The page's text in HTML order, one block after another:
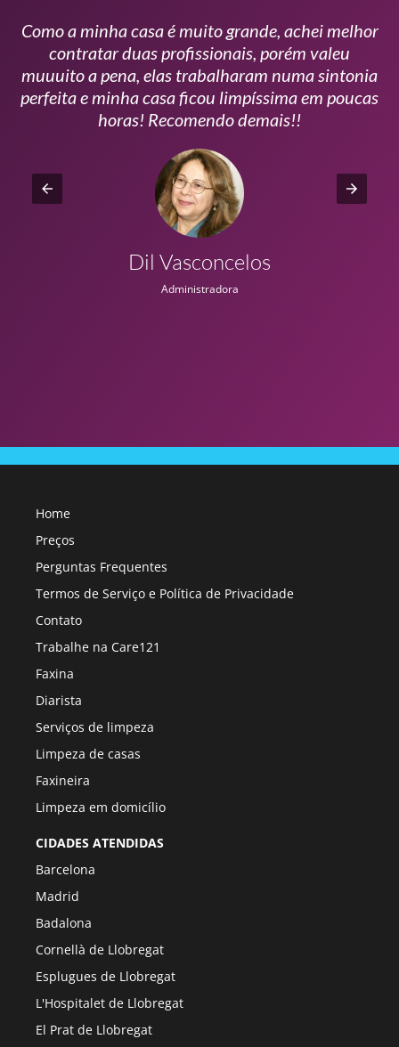
Como a minha casa é muito grande, achei melhor
contratar duas profissionais, porém valeu
muuuito a pena, elas trabalharam numa sintonia
perfeita e minha casa ficou limpíssima em poucas
horas! Recomendo demais!!
Dil Vasconcelos
Administradora
Home
Preços
Perguntas Frequentes
Termos de Serviço e Política de Privacidade
Contato
Trabalhe na Care121
Faxina
Diarista
Serviços de limpeza
Limpeza de casas
Faxineira
Limpeza em domicílio
CIDADES ATENDIDAS
Barcelona
Madrid
Badalona
Cornellà de Llobregat
Esplugues de Llobregat
L'Hospitalet de Llobregat
El Prat de Llobregat